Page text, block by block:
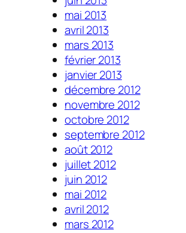
mai 2013
avril 2013
mars 2013
février 2013
janvier 2013
décembre 2012
novembre 2012
octobre 2012
septembre 2012
août 2012
juillet 2012
juin 2012
mai 2012
avril 2012
mars 2012